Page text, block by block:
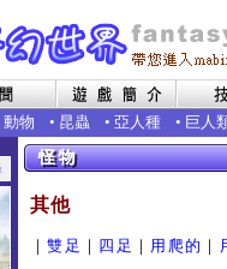
動物 • 昆蟲 • 亞人種 • 巨人
其他
｜雙足 ｜ 四足 ｜ 用爬的 ｜